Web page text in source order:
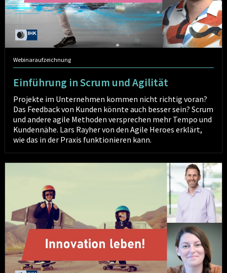
Webinaraufzeichnung
Einführung in Scrum und Agilität
Projekte im Unternehmen kommen nicht richtig voran?
Das Feedback von Kunden könnte auch besser sein? Scrum
und andere agile Methoden versprechen mehr Tempo und
Kundennähe. Lars Rayher von den Agile Heroes erklärt,
wie das in der Praxis funktionieren kann.
Ihr
Unternehmen
zukunftsfähig
aufstellen